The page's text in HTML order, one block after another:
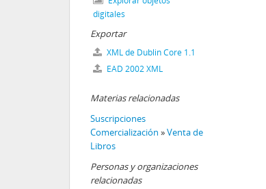
digitales
Exportar
XML de Dublin Core 1.1
EAD 2002 XML
Materias relacionadas
Suscripciones
Comercialización »Venta de
Libros
Personas y organizaciones
relacionadas